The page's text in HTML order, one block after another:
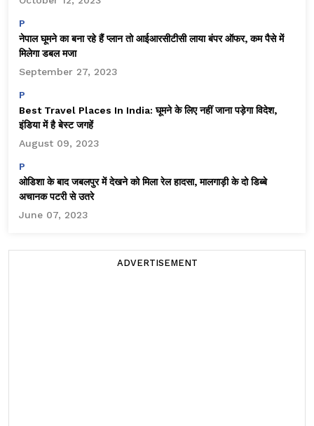
P
नेपाल घूमने का बना रहे हैं प्लान तो आईआरसीटीसी लाया बंपर ऑफर, कम पैसे में
मिलेगा डबल मजा
September 27, 2023
P
Best Travel Places In India: घूमने के लिए नहीं जाना पड़ेगा विदेश,
इंडिया में है बेस्ट जगहें
August 09, 2023
P
ओडिशा के बाद जबलपुर में देखने को मिला रेल हादसा, मालगाड़ी के दो डिब्बे
अचानक पटरी से उतरे
June 07, 2023
ADVERTISEMENT